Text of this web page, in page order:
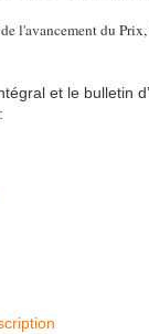
l'avancement du
et le bulletin